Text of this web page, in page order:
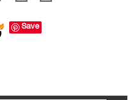
Save